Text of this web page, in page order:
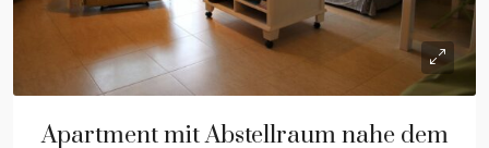
Apartment mit Abstellraum nahe dem